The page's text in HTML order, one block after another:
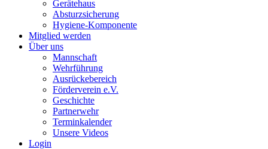
Gerätehaus
Absturzsicherung
Hygiene-Komponente
Mitglied werden
Über uns
Mannschaft
Wehrführung
Ausrückebereich
Förderverein e.V.
Geschichte
Partnerwehr
Terminkalender
Unsere Videos
Login